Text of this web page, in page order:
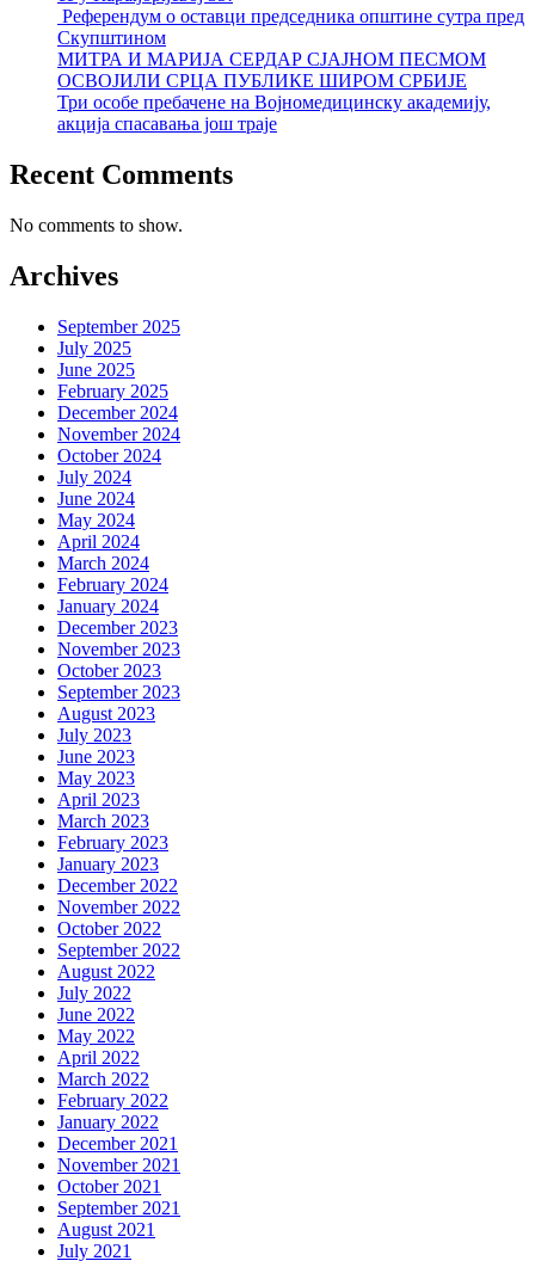
Референдум о оставци председника општине сутра пред
Скупштином
МИТРА И МАРИЈА СЕРДАР СЈАЈНОМ ПЕСМОМ
ОСВОЈИЛИ СРЦА ПУБЛИКЕ ШИРОМ СРБИЈЕ
Три особе пребачене на Војномедицинску академију,
акција спасавања још траје
Recent Comments
No comments to show.
Archives
September 2025
July 2025
June 2025
February 2025
December 2024
November 2024
October 2024
July 2024
June 2024
May 2024
April 2024
March 2024
February 2024
January 2024
December 2023
November 2023
October 2023
September 2023
August 2023
July 2023
June 2023
May 2023
April 2023
March 2023
February 2023
January 2023
December 2022
November 2022
October 2022
September 2022
August 2022
July 2022
June 2022
May 2022
April 2022
March 2022
February 2022
January 2022
December 2021
November 2021
October 2021
September 2021
August 2021
July 2021